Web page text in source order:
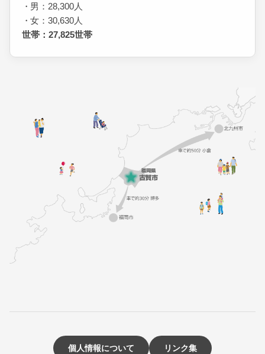
男：28,300人
女：30,630人
世帯：27,825世帯
個人情報について リンク集